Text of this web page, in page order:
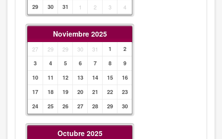
29
30 31 1 2 3 4
Noviembre 2025
27 29 29 30 31 1
2
3
4 5 6 7 8
9
10
11 12 13 14 15
16
17
18 19 20 21 22
23
24
25 26 27 28 29 30
Octubre 2025